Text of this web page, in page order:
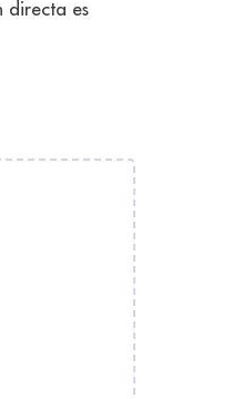
directa es